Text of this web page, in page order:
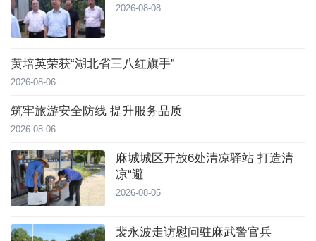
2026-08-08
黄培英荣获“湖北省三八红旗手”
2026-08-06
筑牢旅游安全防线 提升服务品质
2026-08-06
麻城城区开放6处清凉驿站 打造清
凉“避
2026-08-05
裴永波走访慰问驻麻武警官兵